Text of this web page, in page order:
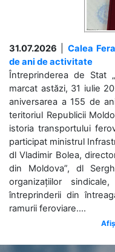
31.07.2026
Calea
de ani de activitate
Întreprinderea de Stat
marcat astăzi, 31 iulie
aniversarea a 155 de
teritoriul Republicii
istoria transportului
participat ministrul
dl Vladimir Bolea,
din Moldova”, dl
organizațiilor
întreprinderii din
ramurii feroviare....